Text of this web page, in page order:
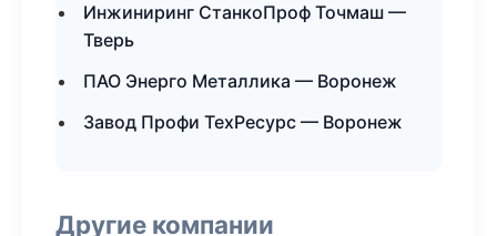
Инжиниринг СтанкоПроф Точмаш —
Тверь
ПАО Энерго Металлика — Воронеж
Завод Профи ТехРесурс — Воронеж
Другие компании